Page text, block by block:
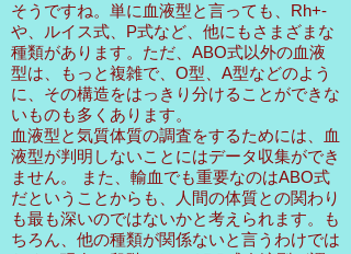
そうですね。単に血液型と言っても、Rh+-
や、ルイス式、P式など、他にもさまざまな
種類があります。ただ、ABO式以外の血液
型は、もっと複雑で、O型、A型などのよう
に、その構造をはっきり分けることができな
いものも多くあります。
血液型と気質体質の調査をするためには、血
液型が判明しないことにはデータ収集ができ
ません。 また、輸血でも重要なのはABO式
だということからも、人間の体質との関わり
も最も深いのではないかと考えられます。も
ちろん、他の種類が関係ないと言うわけでは